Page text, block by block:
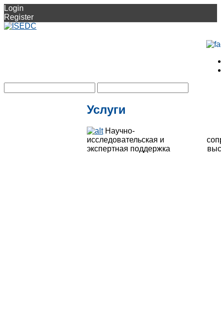
Login
Register
Услуги
Научно-
исследовательская и
экспертная поддержка